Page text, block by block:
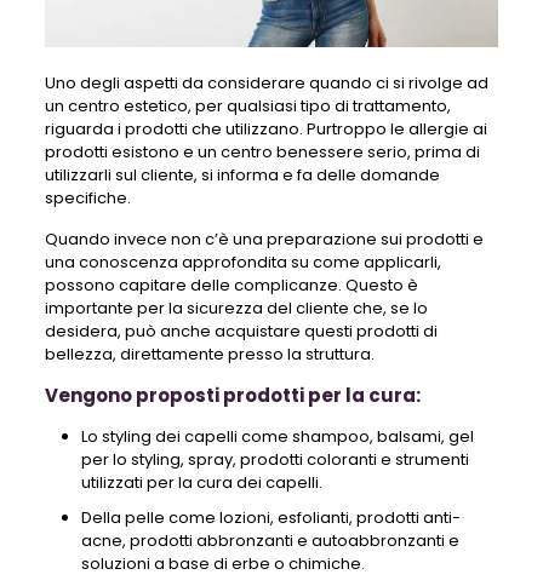
Uno degli aspetti da considerare quando ci si rivolge ad
un centro estetico, per qualsiasi tipo di trattamento,
riguarda i prodotti che utilizzano. Purtroppo le allergie ai
prodotti esistono e un centro benessere serio, prima di
utilizzarli sul cliente, si informa e fa delle domande
specifiche.
Quando invece non c’è una preparazione sui prodotti e
una conoscenza approfondita su come applicarli,
possono capitare delle complicanze. Questo è
importante per la sicurezza del cliente che, se lo
desidera, può anche acquistare questi prodotti di
bellezza, direttamente presso la struttura.
Vengono proposti prodotti per la cura:
Lo styling dei capelli come shampoo, balsami, gel
per lo styling, spray, prodotti coloranti e strumenti
utilizzati per la cura dei capelli.
Della pelle come lozioni, esfolianti, prodotti anti-
acne, prodotti abbronzanti e autoabbronzanti e
soluzioni a base di erbe o chimiche.